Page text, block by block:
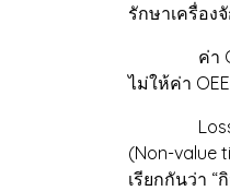
รักษาเครื่อง
ค่า OEE
ไม่ให้ค่า
Loss time
(Non-value
เรียกกันว่า